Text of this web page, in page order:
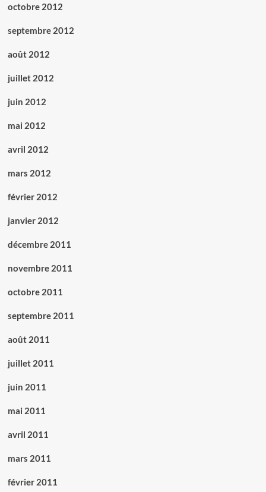
octobre 2012
septembre 2012
août 2012
juillet 2012
juin 2012
mai 2012
avril 2012
mars 2012
février 2012
janvier 2012
décembre 2011
novembre 2011
octobre 2011
septembre 2011
août 2011
juillet 2011
juin 2011
mai 2011
avril 2011
mars 2011
février 2011